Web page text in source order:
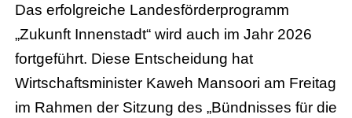
Das erfolgreiche Landesförderprogramm
„Zukunft Innenstadt“ wird auch im Jahr 2026
fortgeführt. Diese Entscheidung hat
Wirtschaftsminister Kaweh Mansoori am Freitag
im Rahmen der Sitzung des „Bündnisses für die